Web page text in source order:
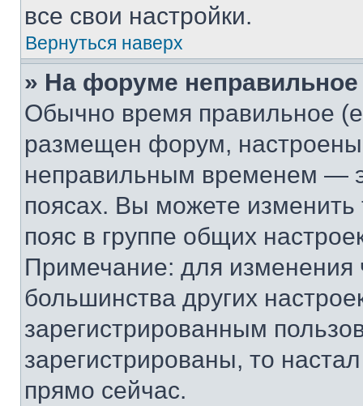
все свои настройки.
Вернуться наверх
» На форуме
Обычно время правильное
размещен форум, настроены
неправильным временем —
поясах. Вы можете изменить
пояс в группе общих
Примечание: для изменения
большинства других
зарегистрированным
зарегистрированы, то
прямо сейчас.